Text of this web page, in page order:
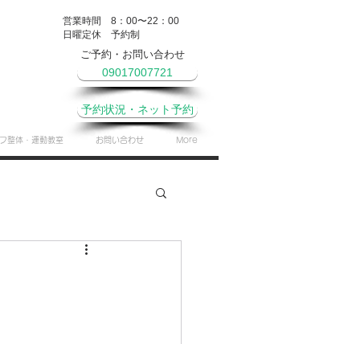
営業時間 8：00〜22：00
​日曜定休 予約制
ご予約・お問い合わせ
09017007721
予約状況・ネット予約
整体・運動教室 お問い合わせ More
月間予定表